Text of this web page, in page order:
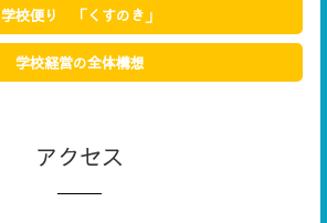
学校便り 「くすのき」
学校経営の全体構想
アクセス